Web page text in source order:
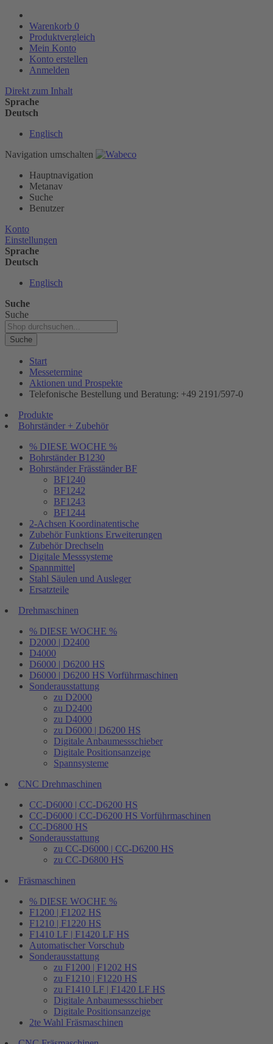
Warenkorb 0
Produktvergleich
Mein Konto
Konto erstellen
Anmelden
Direkt zum Inhalt
Sprache
Deutsch
Englisch
Navigation umschalten
Hauptnavigation
Metanav
Suche
Benutzer
Konto
Einstellungen
Sprache
Deutsch
Englisch
Suche
Suche
Suche
Start
Messetermine
Aktionen und Prospekte
Telefonische Bestellung und Beratung: +49 2191/597-0
Produkte
Bohrständer + Zubehör
% DIESE WOCHE %
Bohrständer B1230
Bohrständer Fräsständer BF
BF1240
BF1242
BF1243
BF1244
2-Achsen Koordinatentische
Zubehör Funktions Erweiterungen
Zubehör Drechseln
Digitale Messsysteme
Spannmittel
Stahl Säulen und Ausleger
Ersatzteile
Drehmaschinen
% DIESE WOCHE %
D2000 | D2400
D4000
D6000 | D6200 HS
D6000 | D6200 HS Vorführmaschinen
Sonderausstattung
zu D2000
zu D2400
zu D4000
zu D6000 | D6200 HS
Digitale Anbaumessschieber
Digitale Positionsanzeige
Spannsysteme
CNC Drehmaschinen
CC-D6000 | CC-D6200 HS
CC-D6000 | CC-D6200 HS Vorführmaschinen
CC-D6800 HS
Sonderausstattung
zu CC-D6000 | CC-D6200 HS
zu CC-D6800 HS
Fräsmaschinen
% DIESE WOCHE %
F1200 | F1202 HS
F1210 | F1220 HS
F1410 LF | F1420 LF HS
Automatischer Vorschub
Sonderausstattung
zu F1200 | F1202 HS
zu F1210 | F1220 HS
zu F1410 LF | F1420 LF HS
Digitale Anbaumessschieber
Digitale Positionsanzeige
2te Wahl Fräsmaschinen